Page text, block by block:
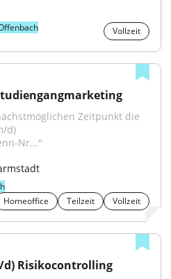
Vollzeit
Zeitpunkt die
d)
Nr..."
Homeoffice
Teilzeit Vollzeit
Risikocontrolling